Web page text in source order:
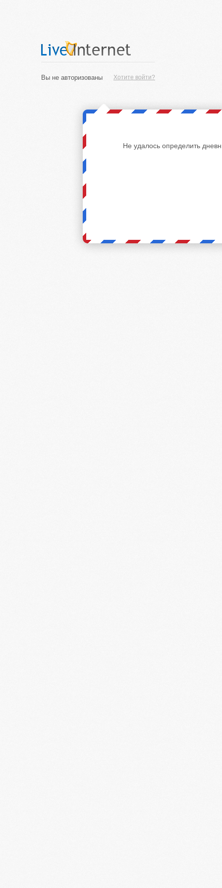
Хотите войти?
Вы не авторизованы
Не удалось определить